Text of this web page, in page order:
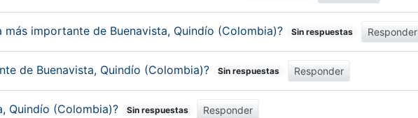
más importante de Buenavista, Quindío (Colombia)? Sin respuestas Responder
de Buenavista, Quindío (Colombia)? Sin respuestas Responder
Quindío (Colombia)? Sin respuestas Responder